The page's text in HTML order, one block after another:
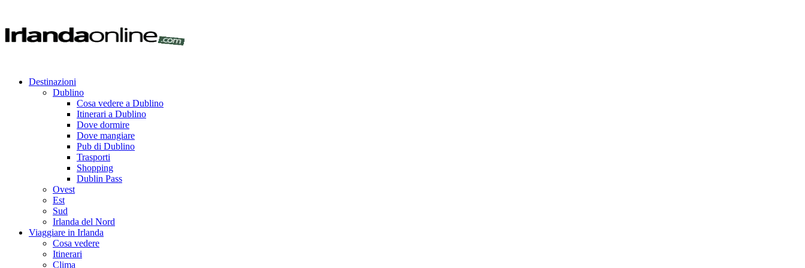
Destinazioni
Dublino
Cosa vedere a Dublino
Itinerari a Dublino
Dove dormire
Dove mangiare
Pub di Dublino
Trasporti
Shopping
Dublin Pass
Ovest
Est
Sud
Irlanda del Nord
Viaggiare in Irlanda
Cosa vedere
Itinerari
Clima